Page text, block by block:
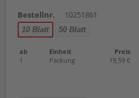
Bestellnr.
10251861
10 Blatt 50 Blatt
ab Einheit
Preis
1
Packung 19,59 €